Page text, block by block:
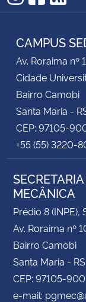
RSS
CAMPUS
Av. Roraima nº
Cidade
Bairro Camobi
Santa Maria -
CEP: 97105-
+55 (55) 3220-
MECÂNICA
Prédio 8 (INPE),
Av. Roraima nº
Bairro Camobi
Santa Maria - RS
CEP: 97105-900
e-mail: